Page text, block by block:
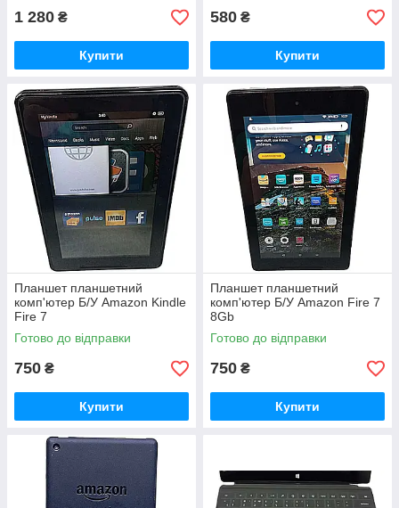
1 280 ₴
Купити
580 ₴
Купити
Планшет планшетний
комп'ютер Б/У Amazon Kindle
Fire 7
Готово до відправки
750 ₴
Купити
Планшет планшетний
комп'ютер Б/У Amazon Fire 7
8Gb
Готово до відправки
750 ₴
Купити